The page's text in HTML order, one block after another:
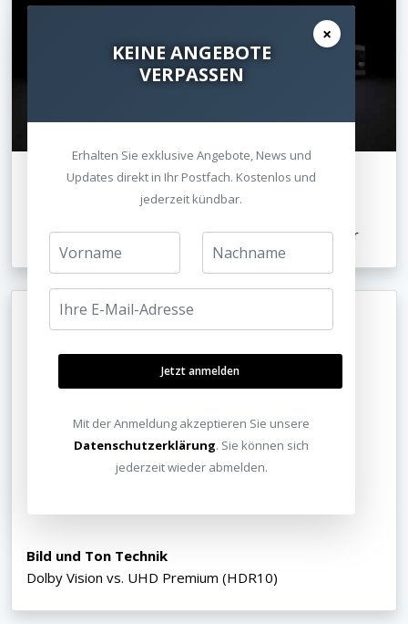
Test: Sony UBP-X1100ES 4K UltraHD Blu-Ray Player
Bild und Ton Technik
Dolby Vision vs. UHD Premium (HDR10)
×
KEINE ANGEBOTE
VERPASSEN
Erhalten Sie exklusive Angebote, News und
Updates direkt in Ihr Postfach. Kostenlos und
jederzeit kündbar.
Jetzt anmelden
Mit der Anmeldung akzeptieren Sie unsere
Datenschutzerklärung. Sie können sich
jederzeit wieder abmelden.